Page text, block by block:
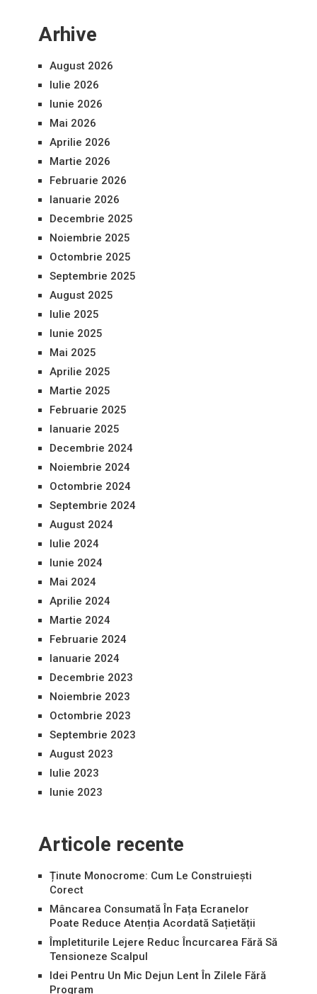
Arhive
August 2026
Iulie 2026
Iunie 2026
Mai 2026
Aprilie 2026
Martie 2026
Februarie 2026
Ianuarie 2026
Decembrie 2025
Noiembrie 2025
Octombrie 2025
Septembrie 2025
August 2025
Iulie 2025
Iunie 2025
Mai 2025
Aprilie 2025
Martie 2025
Februarie 2025
Ianuarie 2025
Decembrie 2024
Noiembrie 2024
Octombrie 2024
Septembrie 2024
August 2024
Iulie 2024
Iunie 2024
Mai 2024
Aprilie 2024
Martie 2024
Februarie 2024
Ianuarie 2024
Decembrie 2023
Noiembrie 2023
Octombrie 2023
Septembrie 2023
August 2023
Iulie 2023
Iunie 2023
Articole recente
Ținute Monocrome: Cum Le Construiești
Corect
Mâncarea Consumată În Fața Ecranelor
Poate Reduce Atenția Acordată Sațietății
Împletiturile Lejere Reduc Încurcarea Fără Să
Tensioneze Scalpul
Idei Pentru Un Mic Dejun Lent În Zilele Fără
Program